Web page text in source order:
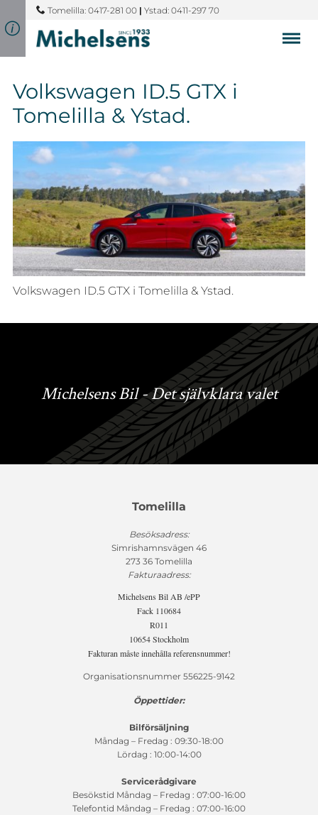
Tomelilla: 0417-281 00 | Ystad: 0411-297 70
Volkswagen ID.5 GTX i
Tomelilla & Ystad.
Volkswagen ID.5 GTX i Tomelilla & Ystad.
Michelsens Bil - Det självklara valet
Tomelilla
Besöksadress:
Simrishamnsvägen 46
273 36 Tomelilla
Fakturaadress:
Michelsens Bil AB /ePP
Fack 110684
R011
10654 Stockholm
Fakturan måste innehålla referensnummer!
Organisationsnummer 556225-9142
Öppettider:
Bilförsäljning
Måndag – Fredag : 09:30-18:00
Lördag : 10:00-14:00
Servicerådgivare
Besökstid Måndag – Fredag : 07:00-16:00
Telefontid Måndag – Fredag : 07:00-16:00